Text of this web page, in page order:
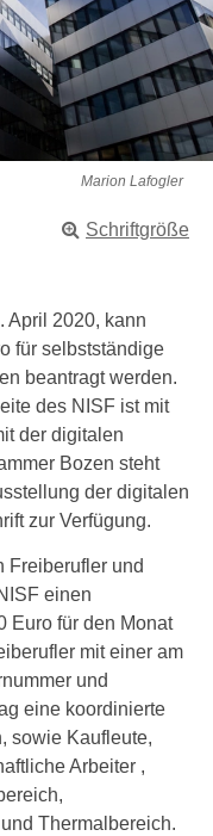
Marion Lafogler
Schriftgröße
April 2020, kann
für selbstständige
beantragt werden.
des NISF ist mit
der digitalen
Bozen steht
der digitalen
zur Verfügung.
Freiberufler und
einen
Euro für den Monat
mit einer am
und
eine koordinierte
sowie Kaufleute,
Arbeiter ,
Thermalbereich.